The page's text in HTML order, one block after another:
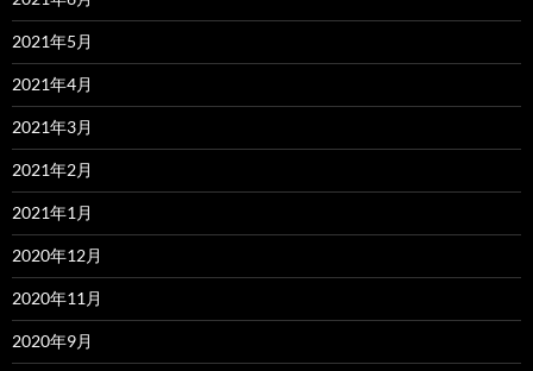
2021年5月
2021年4月
2021年3月
2021年2月
2021年1月
2020年12月
2020年11月
2020年9月